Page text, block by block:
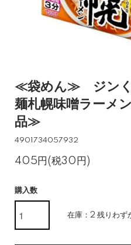
≪袋めん≫ ジンく
麺札幌味噌ラー
品≫
4901734057932
405円(税30円)
購入数
在庫：2 残りわず